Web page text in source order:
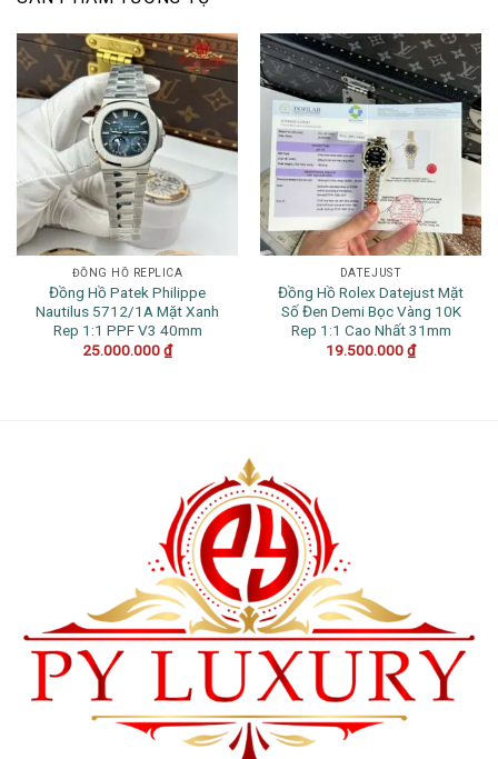
ĐỒNG HỒ REPLICA
Đồng Hồ Patek Philippe
Nautilus 5712/1A Mặt Xanh
Rep 1:1 PPF V3 40mm
25.000.000₫
DATEJUST
Đồng Hồ Rolex Datejust Mặt
Số Đen Demi Bọc Vàng 10K
Rep 1:1 Cao Nhất 31mm
19.500.000₫